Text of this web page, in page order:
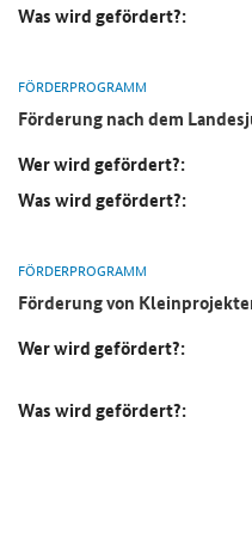
Was wird gefördert?:
FÖRDERPROGRAMM
Förderung nach dem
Wer wird gefördert?:
Was wird gefördert?:
FÖRDERPROGRAMM
Förderung von
Wer wird gefördert?:
Was wird gefördert?: